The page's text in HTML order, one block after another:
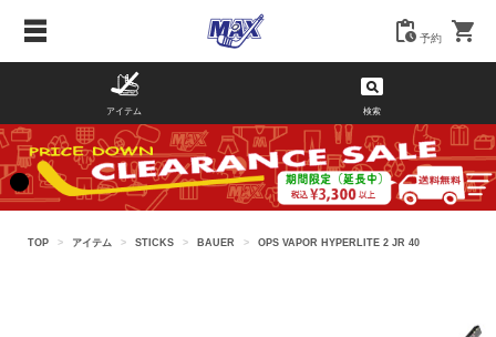
予約
アイテム 検索
TOP > アイテム > STICKS > BAUER > OPS VAPOR HYPERLITE 2 JR 40